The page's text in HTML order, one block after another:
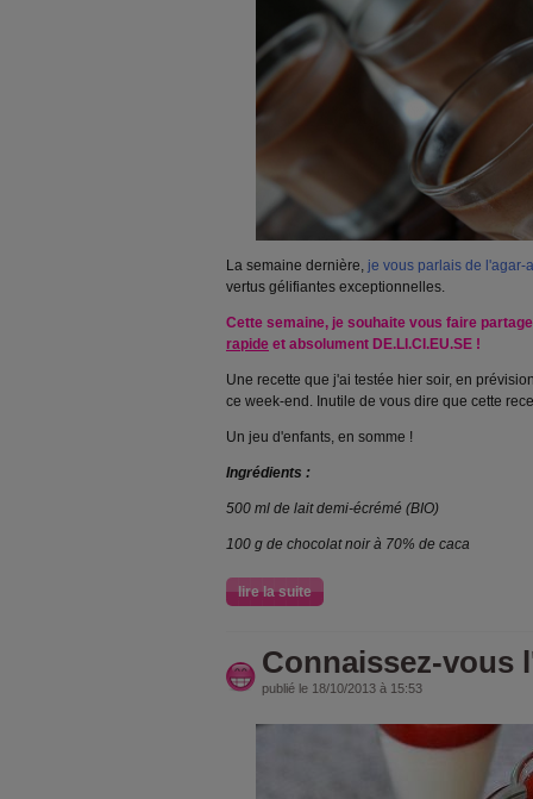
La semaine dernière, je vous parlais de l'agar-
vertus gélifiantes exceptionnelles.
Cette semaine, je souhaite vous faire
rapide et absolument DE.LI.CI.EU.SE !
Une recette que j'ai testée hier soir, en
ce week-end. Inutile de vous dire que cette
Un jeu d'enfants, en somme !
Ingrédients :
500 ml de lait demi-écrémé (BIO)
100 g de chocolat noir à 70% de caca
lire la suite
Connaissez-vous
publié le 18/10/2013 à 15:53